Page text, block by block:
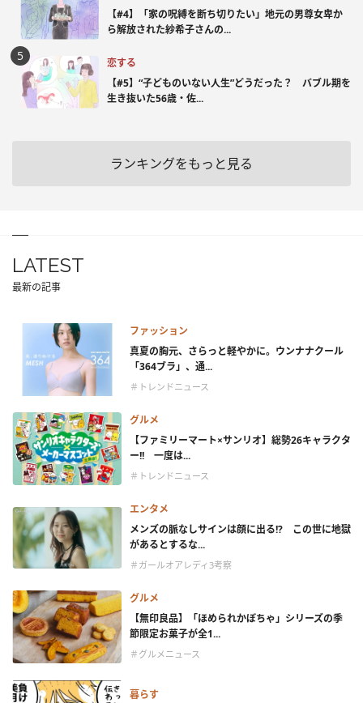
【#4】「家の呪縛を断ち切りたい」地元の男尊女卑か
ら解放された紗希子さんの...
恋する
【#5】“子どものいない人生”どうだった？ バブル期を
生き抜いた56歳・佐...
ランキングをもっと見る
LATEST
最新の記事
ファッション
真夏の胸元、さらっと軽やかに。ウンナナクール
「364ブラ」、通...
＃トレンドニュース
グルメ
【ファミリーマート×サンリオ】総勢26キャラクタ
ー!! 一度は...
＃トレンドニュース
エンタメ
メンズの脈なしサインは顔に出る!? この世に地獄
があるとするな...
＃ガールオアレディ3考察
グルメ
【無印良品】「ほめられかぼちゃ」シリーズの季
節限定お菓子が全1...
＃グルメニュース
暮らす